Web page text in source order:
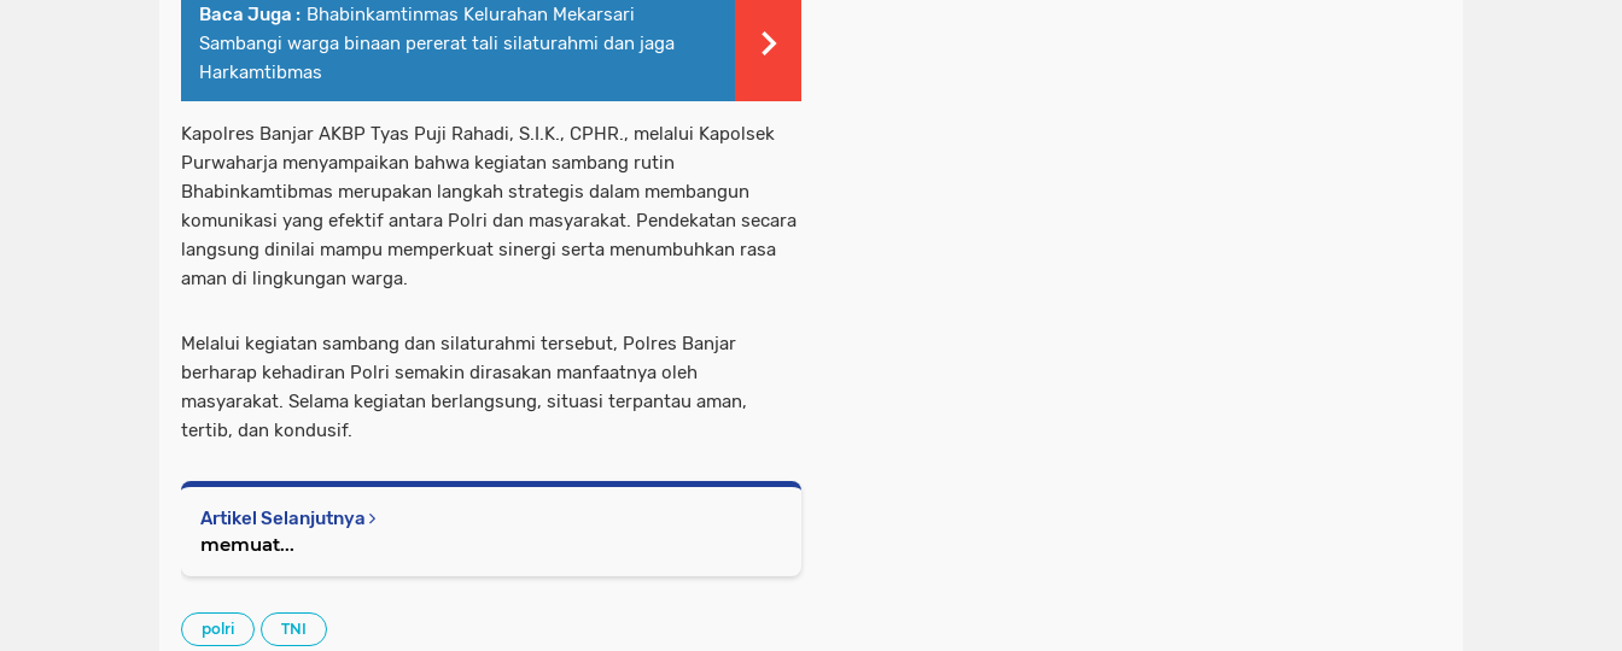
Baca Juga : Bhabinkamtinmas Kelurahan Mekarsari
Sambangi warga binaan pererat tali silaturahmi dan jaga
Harkamtibmas
Kapolres Banjar AKBP Tyas Puji Rahadi, S.I.K., CPHR., melalui Kapolsek
Purwaharja menyampaikan bahwa kegiatan sambang rutin
Bhabinkamtibmas merupakan langkah strategis dalam membangun
komunikasi yang efektif antara Polri dan masyarakat. Pendekatan secara
langsung dinilai mampu memperkuat sinergi serta menumbuhkan rasa
aman di lingkungan warga.
Melalui kegiatan sambang dan silaturahmi tersebut, Polres Banjar
berharap kehadiran Polri semakin dirasakan manfaatnya oleh
masyarakat. Selama kegiatan berlangsung, situasi terpantau aman,
tertib, dan kondusif.
Artikel Selanjutnya
memuat...
polri TNI